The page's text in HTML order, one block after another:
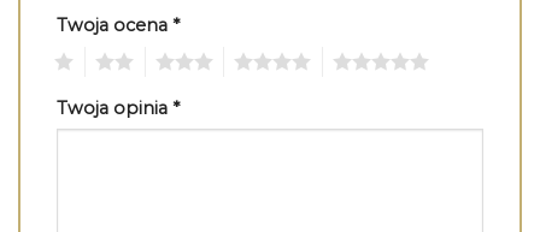
Twoja ocena *
Twoja opinia *